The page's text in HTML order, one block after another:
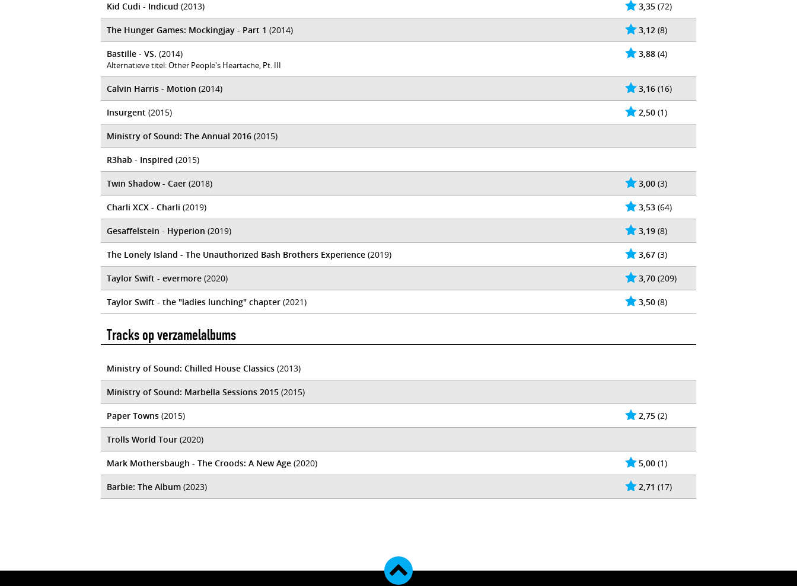
3,35 (72)
Kid Cudi - Indicud (2013)
3,12 (8)
The Hunger Games: Mockingjay - Part 1 (2014)
3,88 (4)
Bastille - VS. (2014)
Alternatieve titel: Other People's Heartache, Pt. III
3,16 (16)
Calvin Harris - Motion (2014)
2,50 (1)
Insurgent (2015)
Ministry of Sound: The Annual 2016 (2015)
R3hab - Inspired (2015)
3,00 (3)
Twin Shadow - Caer (2018)
3,53 (64)
Charli XCX - Charli (2019)
3,19 (8)
Gesaffelstein - Hyperion (2019)
3,67 (3)
The Lonely Island - The Unauthorized Bash Brothers Experience (2019)
3,70 (209)
Taylor Swift - evermore (2020)
3,50 (8)
Taylor Swift - the "ladies lunching" chapter (2021)
Tracks op verzamelalbums
Ministry of Sound: Chilled House Classics (2013)
Ministry of Sound: Marbella Sessions 2015 (2015)
2,75 (2)
Paper Towns (2015)
Trolls World Tour (2020)
5,00 (1)
Mark Mothersbaugh - The Croods: A New Age (2020)
2,71 (17)
Barbie: The Album (2023)